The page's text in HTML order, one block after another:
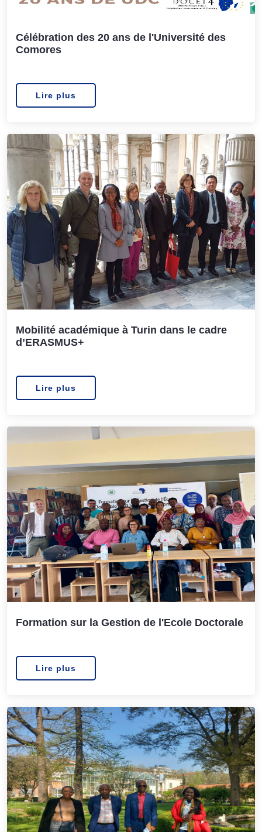
Célébration des 20 ans de l'Université des
Comores
Lire plus
Mobilité académique à Turin dans le cadre
d’ERASMUS+
Lire plus
Formation sur la Gestion de l'Ecole Doctorale
Lire plus